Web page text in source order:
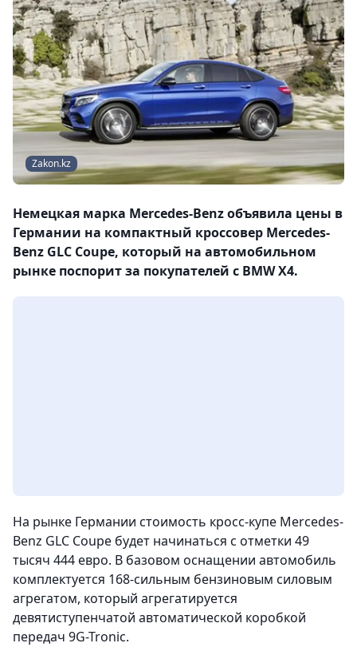
Zakon.kz
Немецкая марка Mercedes-Benz объявила цены в
Германии на компактный кроссовер Mercedes-
Benz GLC Coupe, который на автомобильном
рынке поспорит за покупателей с BMW X4.
На рынке Германии стоимость кросс-купе Mercedes-
Benz GLC Coupe будет начинаться с отметки 49
тысяч 444 евро. В базовом оснащении автомобиль
комплектуется 168-сильным бензиновым силовым
агрегатом, который агрегатируется
девятиступенчатой автоматической коробкой
передач 9G-Tronic.